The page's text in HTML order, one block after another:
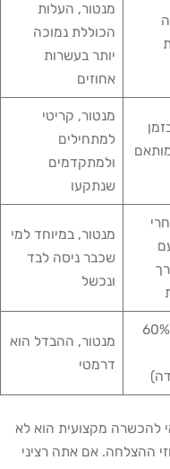
מנטור, העלות
הכוללת נמוכה
יותר בעשרות
אחוזים
מנטור, קריטי
למתחילים
ולמתקדמים
שנתקעו
מנטור, במיוחד למי
שכבר ניסה לבד
ונכשל
40%-60%
מנטור, ההבדל הוא
דרמטי
להכשרה מקצועית הוא לא
ההצלחה. אם אתה רציני